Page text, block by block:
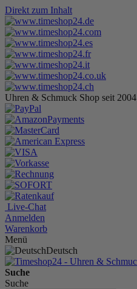
Direkt zum Inhalt
Uhren & Schmuck Shop seit 2004
Live-Chat
Anmelden
Warenkorb
Menü
Deutsch
Suche
Suche